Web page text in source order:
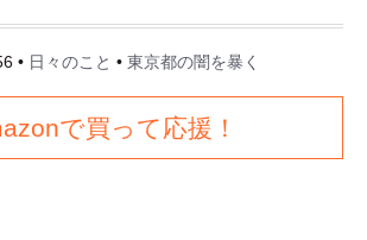
• 日々のこと • 東京都の闇を暴く
で買って応援！